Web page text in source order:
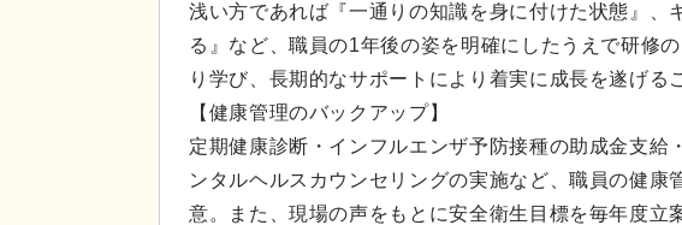
浅い方であれば『一通りの知識を身に付けた状態』
る』など、職員の1年後の姿を明確にしたうえで研修
り学び、長期的なサポートにより着実に成長を遂げる
【健康管理のバックアップ】
定期健康診断・インフルエンザ予防接種の助成金支給
ンタルヘルスカウンセリングの実施など、職員の健康
意。また、現場の声をもとに安全衛生目標を毎年度